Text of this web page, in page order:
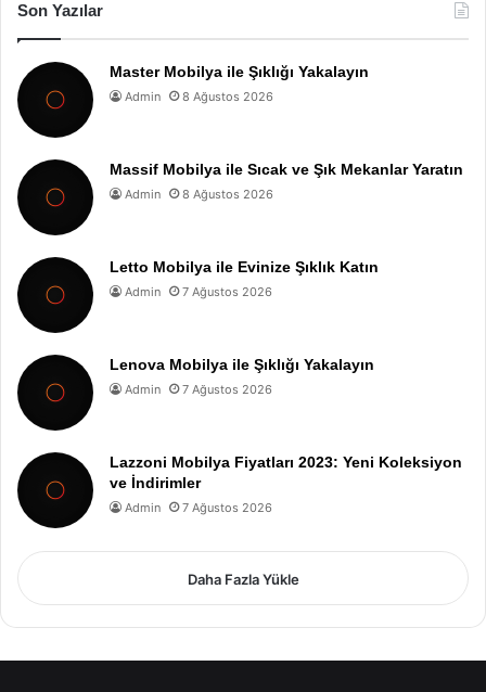
Son Yazılar
Master Mobilya ile Şıklığı Yakalayın
Admin 8 Ağustos 2026
Massif Mobilya ile Sıcak ve Şık Mekanlar Yaratın
Admin 8 Ağustos 2026
Letto Mobilya ile Evinize Şıklık Katın
Admin 7 Ağustos 2026
Lenova Mobilya ile Şıklığı Yakalayın
Admin 7 Ağustos 2026
Lazzoni Mobilya Fiyatları 2023: Yeni Koleksiyon
ve İndirimler
Admin 7 Ağustos 2026
Daha Fazla Yükle